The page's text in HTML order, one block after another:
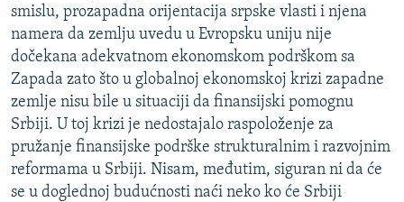
smislu, prozapadna orijentacija srpske vlasti i njena
namera da zemlju uvedu u Evropsku uniju nije
dočekana adekvatnom ekonomskom podrškom sa
Zapada zato što u globalnoj ekonomskoj krizi zapadne
zemlje nisu bile u situaciji da finansijski pomognu
Srbiji. U toj krizi je nedostajalo raspoloženje za
pružanje finansijske podrške strukturalnim i razvojnim
reformama u Srbiji. Nisam, međutim, siguran ni da će
se u doglednoj budućnosti naći neko ko će Srbiji